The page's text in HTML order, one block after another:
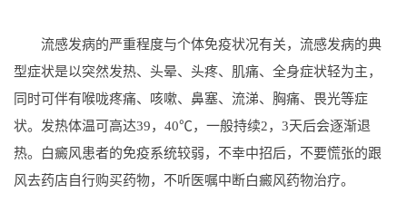
流感发病的严重程度与个体免疫状况有关，流感发病的典
型症状是以突然发热、头晕、头疼、肌痛、全身症状轻为主，
同时可伴有喉咙疼痛、咳嗽、鼻塞、流涕、胸痛、畏光等症
状。发热体温可高达39，40℃，一般持续2，3天后会逐渐退
热。白癜风患者的免疫系统较弱，不幸中招后，不要慌张的跟
风去药店自行购买药物，不听医嘱中断白癜风药物治疗。